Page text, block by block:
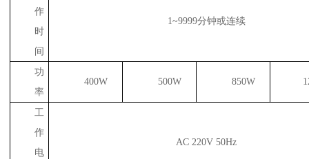
作
时
间
1~9999分钟或连续
功
率
400W 500W 850W
工
作
电
AC 220V 50Hz